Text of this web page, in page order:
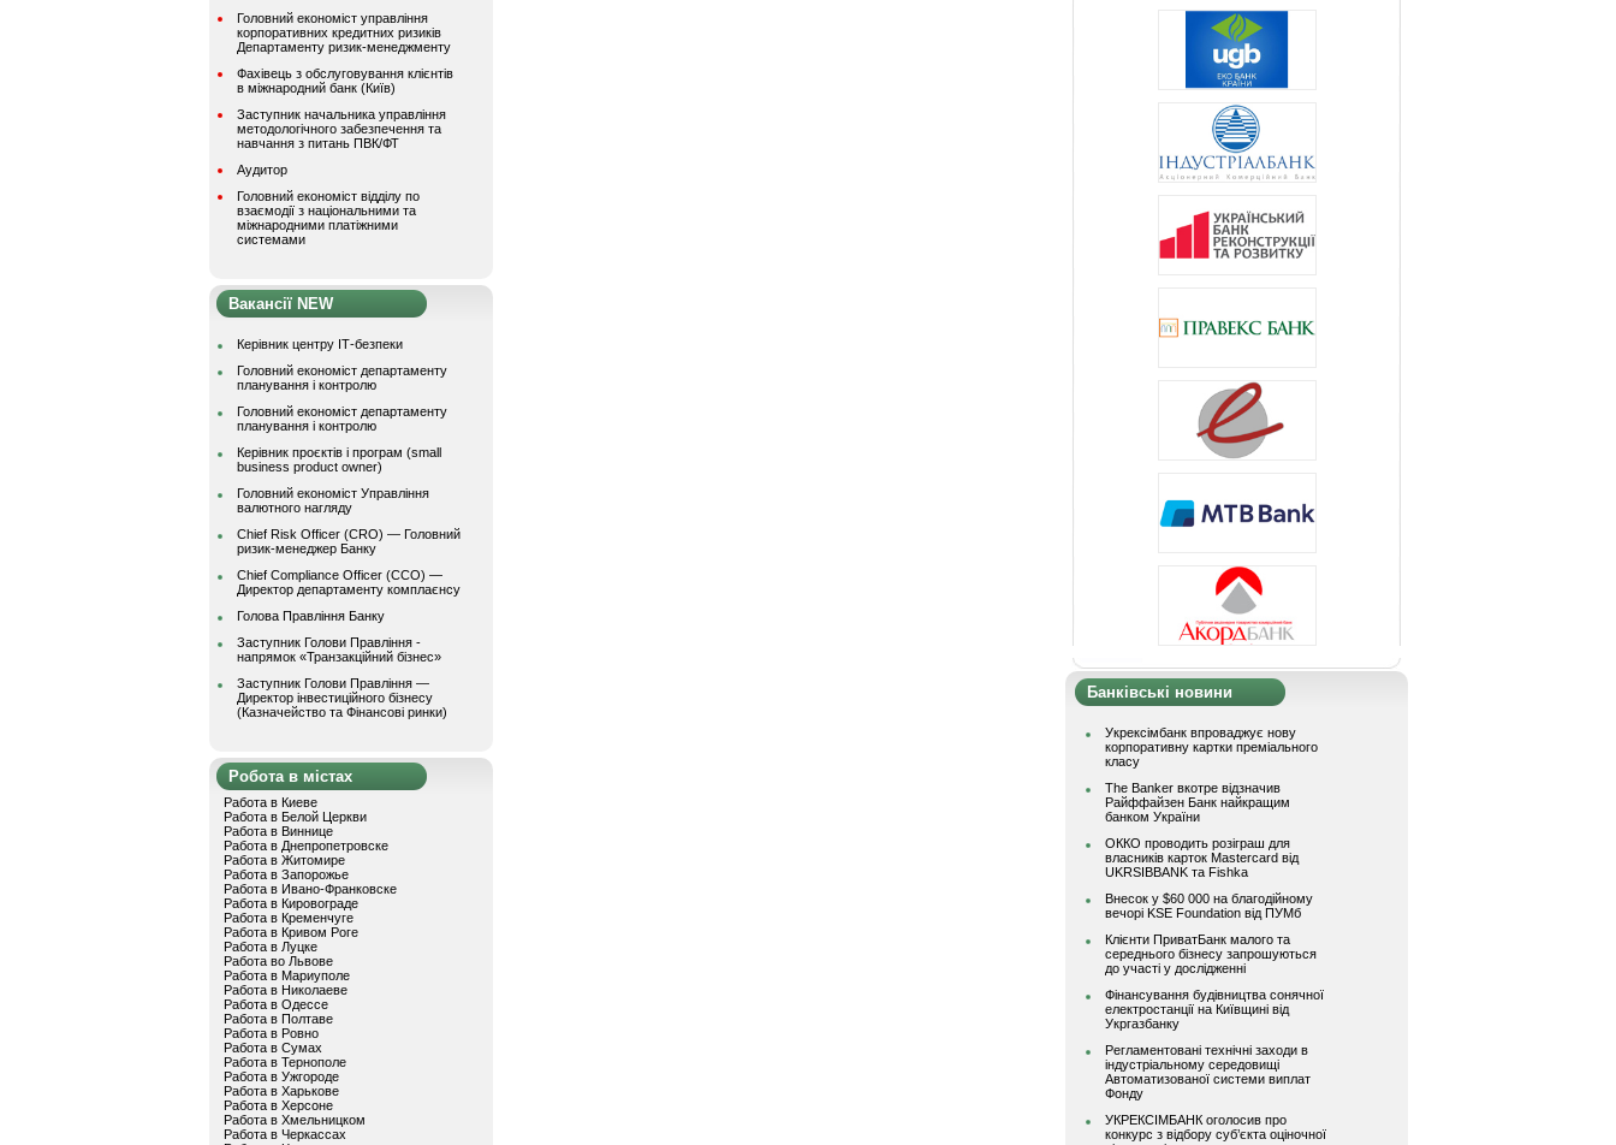
Головний економіст управління
корпоративних кредитних ризиків
Департаменту ризик-менеджменту
Фахівець з обслуговування клієнтів
в міжнародний банк (Київ)
Заступник начальника управління
методологічного забезпечення та
навчання з питань ПВК/ФТ
Аудитор
Головний економіст відділу по
взаємодії з національними та
міжнародними платіжними
системами
Вакансії NEW
Керівник центру ІТ-безпеки
Головний економіст департаменту
планування і контролю
Головний економіст департаменту
планування і контролю
Керівник проєктів і програм (small
business product owner)
Головний економіст Управління
валютного нагляду
Chief Risk Officer (CRO) — Головний
ризик-менеджер Банку
Chief Compliance Officer (CCO) —
Директор департаменту комплаєнсу
Голова Правління Банку
Заступник Голови Правління -
напрямок «Транзакційний бізнес»
Заступник Голови Правління —
Директор інвестиційного бізнесу
(Казначейство та Фінансові ринки)
Робота в містах
Работа в Киеве
Работа в Белой Церкви
Работа в Виннице
Работа в Днепропетровске
Работа в Житомире
Работа в Запорожье
Работа в Ивано-Франковске
Работа в Кировограде
Работа в Кременчуге
Работа в Кривом Роге
Работа в Луцке
Работа во Львове
Работа в Мариуполе
Работа в Николаеве
Работа в Одессе
Работа в Полтаве
Работа в Ровно
Работа в Сумах
Работа в Тернополе
Работа в Ужгороде
Работа в Харькове
Работа в Херсоне
Работа в Хмельницком
Работа в Черкассах
Банківські новини
Укрексімбанк впроваджує нову
корпоративну картки преміального
класу
The Banker вкотре відзначив
Райффайзен Банк найкращим
банком України
ОККО проводить розіграш для
власників карток Mastercard від
UKRSIBBANK та Fishka
Внесок у $60 000 на благодійному
вечорі KSE Foundation від ПУМб
Клієнти ПриватБанк малого та
середнього бізнесу запрошуються
до участі у дослідженні
Фінансування будівництва сонячної
електростанції на Київщині від
Укргазбанку
Регламентовані технічні заходи в
індустріальному середовищі
Автоматизованої системи виплат
Фонду
УКРЕКСІМБАНК оголосив про
конкурс з відбору суб’єкта оціночної